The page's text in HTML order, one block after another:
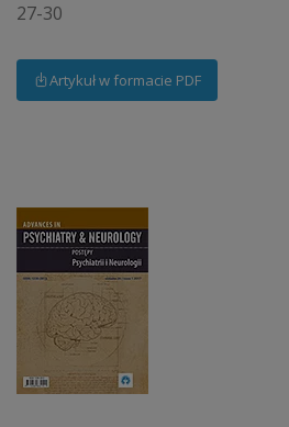
27-30
Artykuł w formacie PDF